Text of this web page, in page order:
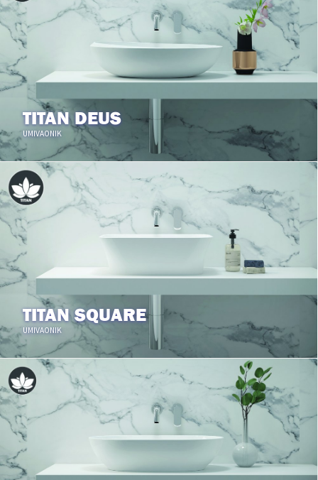
TITAN DEUS
UMIVAONIK
TITAN SQUARE
UMIVAONIK